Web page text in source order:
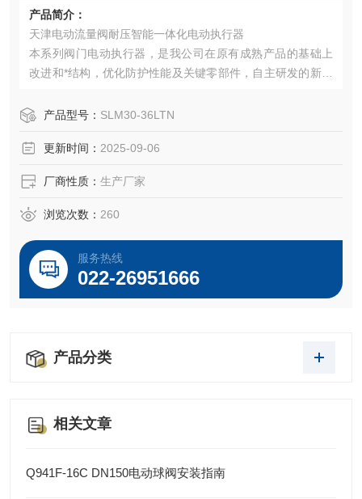
产品简介：
天津电动流量阀耐压智能一体化电动执行器
本系列阀门电动执行器，是我公司在原有成熟产品的基础上
改进和*结构，优化防护性能及关键零部件，自主研发的新一
等优点。良好的防护等级可满足多种设计的需要：隔爆型、
产品型号： SLM30-36LTN
更新时间： 2025-09-06
厂商性质： 生产厂家
浏览次数： 260
服务热线
022-26951666
产品分类
相关文章
Q941F-16C DN150电动球阀安装指南